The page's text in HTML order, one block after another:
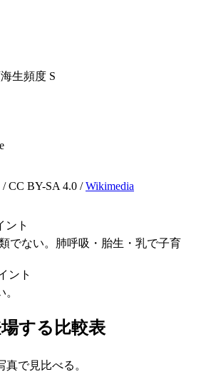
海生頻度 S
/CC BY-SA 4.0 / Wikimedia
ント
でない。肺呼吸・胎生・乳で子育
ント
する比較表
で見比べる。